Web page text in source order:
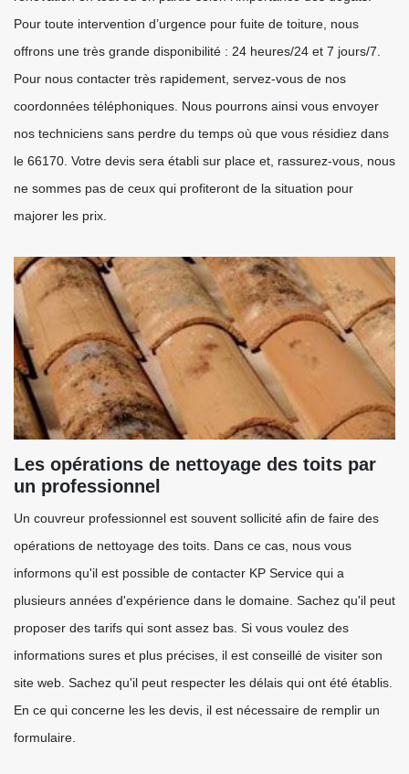
Pour toute intervention d’urgence pour fuite de toiture, nous
offrons une très grande disponibilité : 24 heures/24 et 7 jours/7.
Pour nous contacter très rapidement, servez-vous de nos
coordonnées téléphoniques. Nous pourrons ainsi vous envoyer
nos techniciens sans perdre du temps où que vous résidiez dans
le 66170. Votre devis sera établi sur place et, rassurez-vous, nous
ne sommes pas de ceux qui profiteront de la situation pour
majorer les prix.
Les opérations de nettoyage des toits par
un professionnel
Un couvreur professionnel est souvent sollicité afin de faire des
opérations de nettoyage des toits. Dans ce cas, nous vous
informons qu'il est possible de contacter KP Service qui a
plusieurs années d'expérience dans le domaine. Sachez qu'il peut
proposer des tarifs qui sont assez bas. Si vous voulez des
informations sures et plus précises, il est conseillé de visiter son
site web. Sachez qu'il peut respecter les délais qui ont été établis.
En ce qui concerne les les devis, il est nécessaire de remplir un
formulaire.